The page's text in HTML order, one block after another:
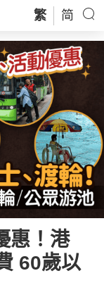
繁 简
惠！港
60歲以